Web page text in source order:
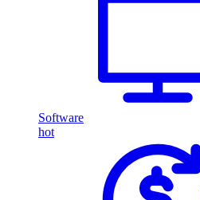
Software
hot